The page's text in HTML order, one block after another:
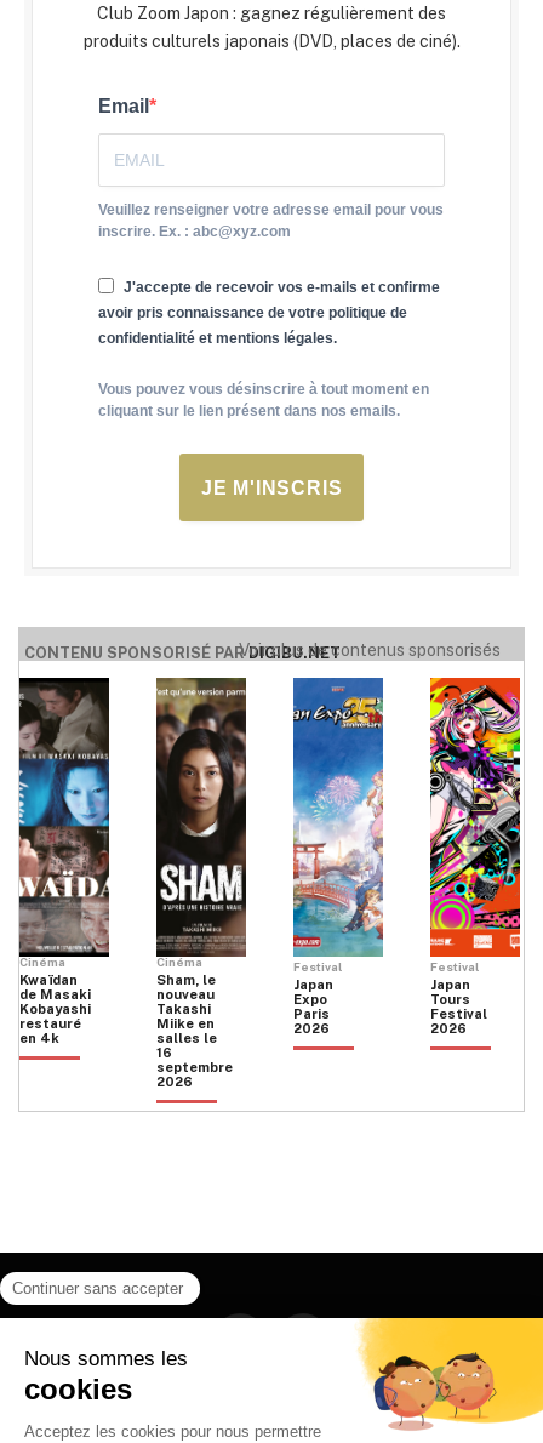
Club Zoom Japon : gagnez régulièrement des
produits culturels japonais (DVD, places de ciné).
Email
Veuillez renseigner votre adresse email pour vous
inscrire. Ex. : abc@xyz.com
J'accepte de recevoir vos e-mails et confirme
avoir pris connaissance de votre politique de
confidentialité et mentions légales.
Vous pouvez vous désinscrire à tout moment en
cliquant sur le lien présent dans nos emails.
JE M'INSCRIS
CONTENU SPONSORISÉ PARDIGIBU.NET
Voir plus de contenus sponsorisés
Cinéma
Kwaïdan
de Masaki
Kobayashi
restauré
en 4k
Cinéma
Sham, le
nouveau
Takashi
Miike en
salles le
16
septembre
2026
Festival
Japan
Expo
Paris
2026
Festival
Japan
Tours
Festival
2026
Instagram
CONTACT